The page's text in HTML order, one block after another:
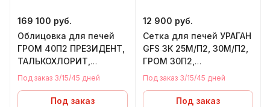
169 100 руб.
Облицовка для печей
ГРОМ 40П2 ПРЕЗИДЕНТ,
ТАЛЬКОХЛОРИТ,
1150/40/50,
Под заказ 3/15/45 дней
Под заказ
12 900 руб.
Сетка для печей УРАГАН
GFS ЗК 25М/П2, 30М/П2,
ГРОМ 30П2,
965х700х600 мм
Под заказ 3/15/45 дней
Под заказ